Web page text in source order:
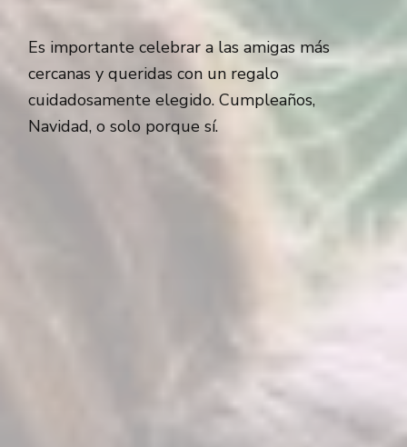
Es importante celebrar a las amigas más
cercanas y queridas con un regalo
cuidadosamente elegido. Cumpleaños,
Navidad, o solo porque sí.